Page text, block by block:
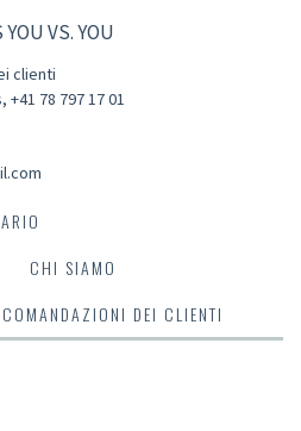
VS. YOU
clienti
, +41 78 797 17 01
CHI SIAMO
DEI CLIENTI